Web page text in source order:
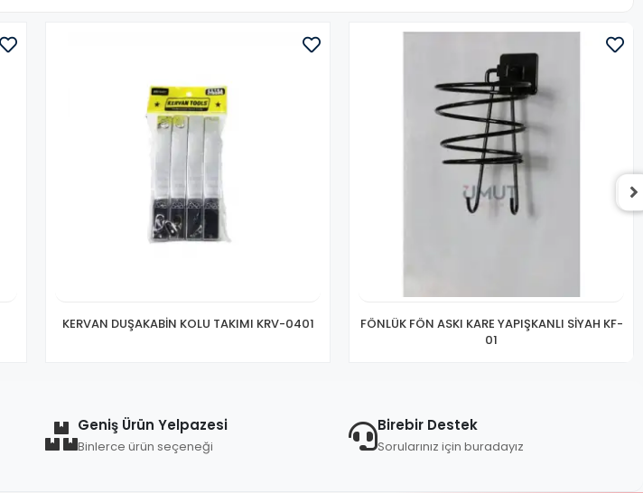
KERVAN DUŞAKABİN KOLU TAKIMI KRV-0401
FÖNLÜK FÖN ASKI KARE YAPIŞKANLI SİYAH KF-
01
Geniş Ürün Yelpazesi
Binlerce ürün seçeneği
Birebir Destek
Sorularınız için buradayız